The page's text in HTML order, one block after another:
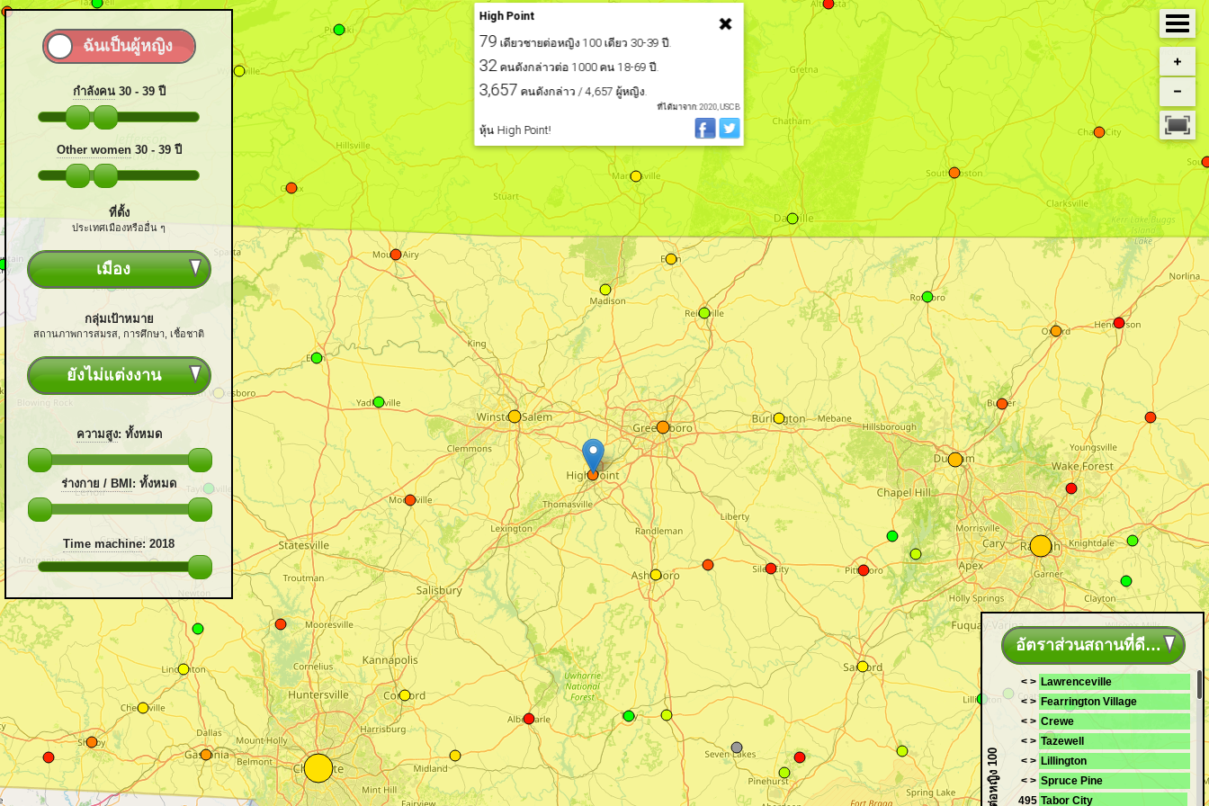
High Point
79 เดียวชายต่อหญิง 100 เดียว 30-39 ปี.
32 คนดังกล่าวต่อ 1000 คน 18-69 ปี.
3,657 คนดังกล่าว / 4,657 ผู้หญิง.
ที่ได้มาจาก: 2020, USCB
หุ้น High Point!
กำลังคน 30 - 39ปี
Other women 30 - 39ปี
ที่ตั้ง
ประเทศเมืองหรืออื่น ๆ
เมือง
กลุ่มเป้าหมาย
สถานภาพการสมรส, การศึกษา, เชื้อชาติ
ยังไม่แต่งงาน
ร่างกาย / BMI : ทั้งหมด
ความสูง: ทั้งหมด
Time machine: 2018
อัตราส่วนสถานที่ดีที่สุด
Lawrenceville
< >
Fearrington Village
< >
Crewe
< >
Tazewell
< >
Lillington
< >
Spruce Pine
< >
Tabor City
495
ชายต่อหญิง 100